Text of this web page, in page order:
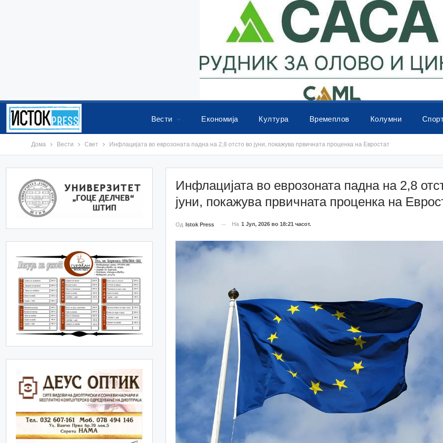
Вести Економија Култура Времеплов Колумни
Дома Вести Свет Инфлацијата во еврозоната падна на 2,8 отсто во јуни, покажува првичната проценка на Евростат
Инфлацијата во еврозоната падна на 2,8
јуни, покажува првичната проценка на
Од Istok Press На 1 Јул, 2026 во 18:21 часот.